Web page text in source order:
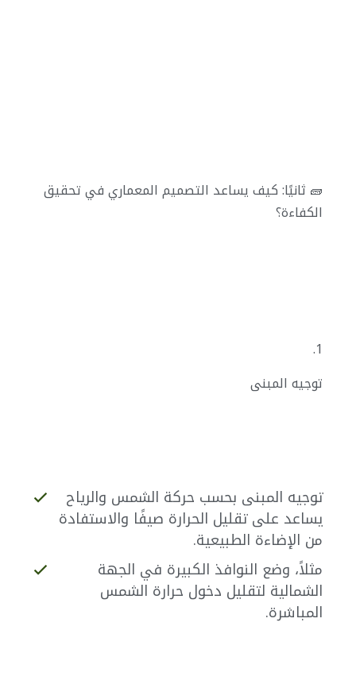
🧱 ثانيًا: كيف يساعد التصميم المعماري في تحقيق
الكفاءة؟
1.
توجيه المبنى
توجيه المبنى بحسب حركة الشمس والرياح
يساعد على تقليل الحرارة صيفًا والاستفادة
من الإضاءة الطبيعية.
مثلاً، وضع النوافذ الكبيرة في الجهة
الشمالية لتقليل دخول حرارة الشمس
المباشرة.